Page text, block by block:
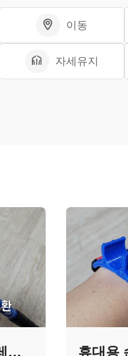
이동
자세유지
노약자용 지팡이 후레쉬 거치대